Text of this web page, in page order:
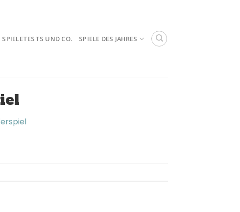
SPIELETESTS UND CO. SPIELE DES JAHRES